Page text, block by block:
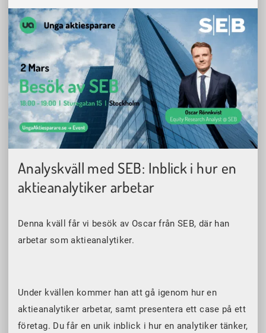
Analyskväll med SEB: Inblick i hur en
aktieanalytiker arbetar
Denna kväll får vi besök av Oscar från SEB, där han
arbetar som aktieanalytiker.
Under kvällen kommer han att gå igenom hur en
aktieanalytiker arbetar, samt presentera ett case på ett
företag. Du får en unik inblick i hur en analytiker tänker,